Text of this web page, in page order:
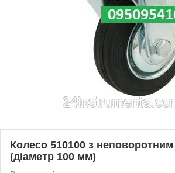
Колесо 510100 з
(діаметр 100 мм)